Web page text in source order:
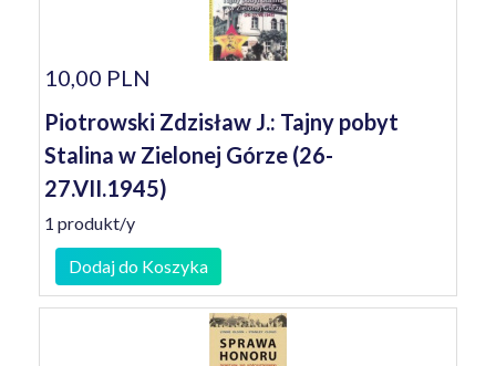
10,00 PLN
Piotrowski Zdzisław J.: Tajny pobyt
Stalina w Zielonej Górze (26-
27.VII.1945)
1 produkt/y
Dodaj do Koszyka